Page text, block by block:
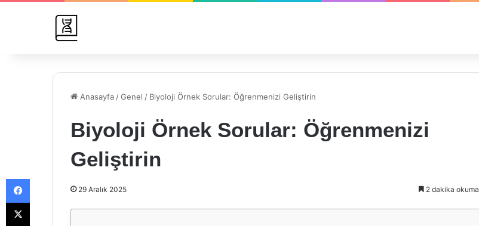
Anasayfa /Genel / Biyoloji Örnek Sorular: Öğrenmenizi Geliştirin
Biyoloji Örnek Sorular: Öğrenmenizi
Geliştirin
29 Aralık 2025 2 dakika
Facebook
X